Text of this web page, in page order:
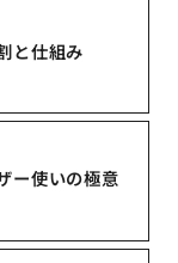
と仕組み
ー使いの極意